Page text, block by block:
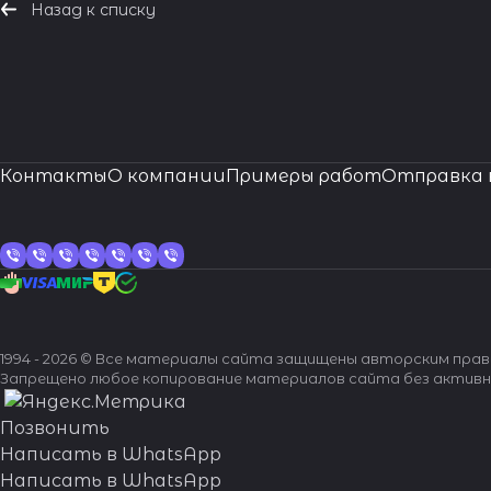
Назад к списку
КонтактыО компании Примеры работОтправка
1994 - 2026 © Все материалы сайта защищены авторским
Запрещено любое копирование материалов сайта без
Позвонить
Написать в WhatsApp
Написать в WhatsApp